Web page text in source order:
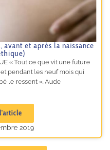
avant et après la naissance
« Tout ce que vit une future
pendant les neuf mois qui
le ressent ». Aude
2019